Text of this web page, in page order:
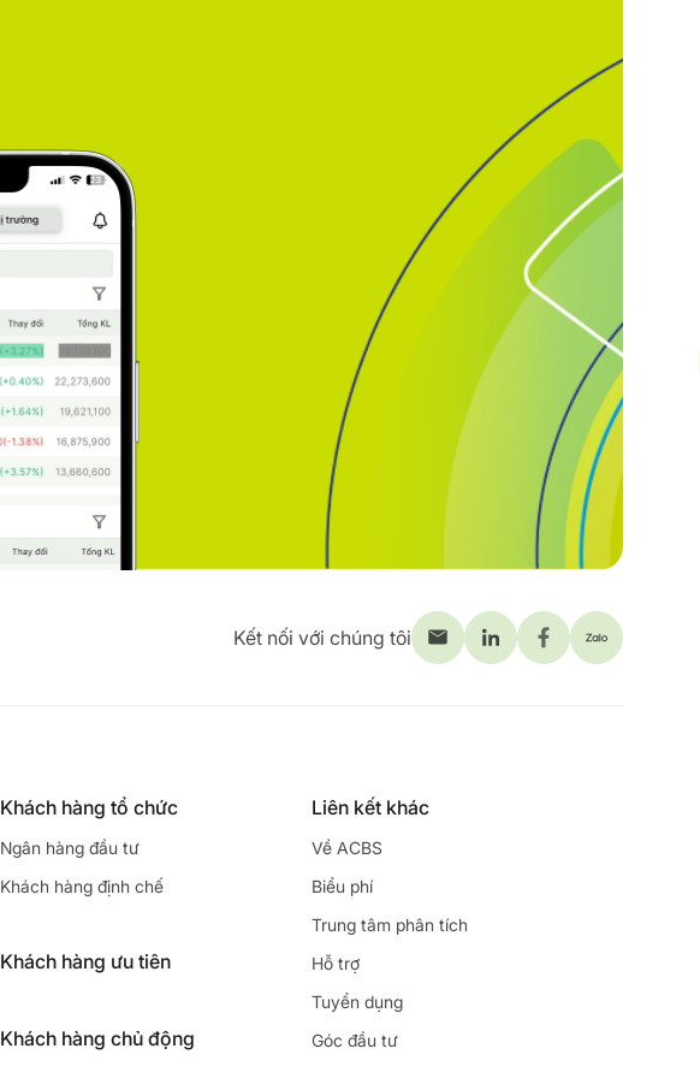
Kết nối với chúng tôi
Khách hàng tổ chức
Ngân hàng đầu tư
Khách hàng định chế
Khách hàng ưu tiên
Khách hàng chủ động
Liên kết khác
Về ACBS
Biểu phí
Trung tâm phân tích
Hỗ trợ
Tuyển dụng
Góc đầu tư